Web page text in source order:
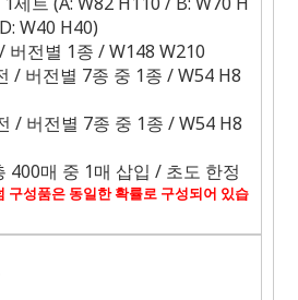
W40 H40)
/ 버전별 1종 / W148 W210
/ 버전별 7종 중 1종 / W54 H8
/ 버전별 7종 중 1종 / W54 H8
400매 중 1매 삽입 / 초도 한정
구성품은 동일한 확률로 구성되어 있습